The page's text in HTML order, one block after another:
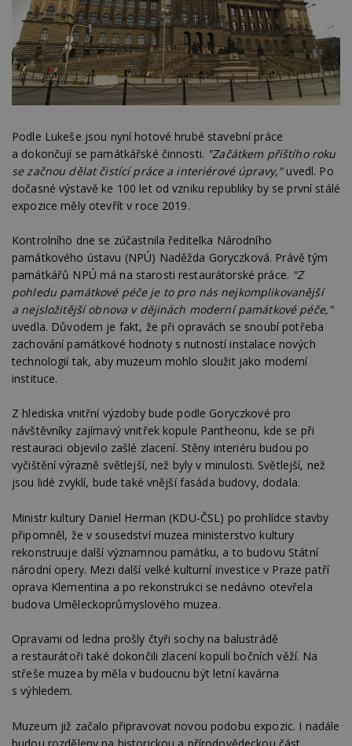
Podle Lukeše jsou nyní hotové hrubé stavební práce
a dokončují se památkářské činnosti. "Začátkem příštího roku
se začnou dělat čistící práce a interiérové úpravy,"uvedl. Po
dočasné výstavě ke 100 let od vzniku republiky by se první stálé
expozice měly otevřít v roce 2019.
Kontrolního dne se zúčastnila ředitelka Národního
památkového ústavu (NPÚ) Naděžda Goryczková. Právě tým
památkářů NPÚ má na starosti restaurátorské práce. "Z
pohledu památkové péče je to pro nás nejkomplikovanější
a nejsložitější obnova v dějinách moderní památkové péče,"
uvedla. Důvodem je fakt, že při opravách se snoubí potřeba
zachování památkové hodnoty s nutností instalace nových
technologií tak, aby muzeum mohlo sloužit jako moderní
instituce.
Z hlediska vnitřní výzdoby bude podle Goryczkové pro
návštěvníky zajímavý vnitřek kopule Pantheonu, kde se při
restauraci objevilo zašlé zlacení. Stěny interiéru budou po
vyčištění výrazně světlejší, než byly v minulosti. Světlejší, než
jsou lidé zvyklí, bude také vnější fasáda budovy, dodala.
Ministr kultury Daniel Herman (KDU-ČSL) po prohlídce stavby
připomněl, že v sousedství muzea ministerstvo kultury
rekonstruuje další významnou památku, a to budovu Státní
národní opery. Mezi další velké kulturní investice v Praze patří
oprava Klementina a po rekonstrukci se nedávno otevřela
budova Uměleckoprůmyslového muzea.
Opravami od ledna prošly čtyři sochy na balustrádě
a restaurátoři také dokončili zlacení kopulí bočních věží. Na
střeše muzea by měla v budoucnu být letní kavárna
s výhledem.
Muzeum již začalo připravovat novou podobu expozic. I nadále
budou rozděleny na historickou a přírodovědeckou část.